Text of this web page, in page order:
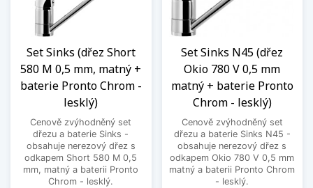
Set Sinks (dřez Short
580 M 0,5 mm, matný +
baterie Pronto Chrom -
lesklý)
Cenově zvýhodněný set
dřezu a baterie Sinks -
obsahuje nerezový dřez s
odkapem Short 580 M 0,5
mm, matný a baterii Pronto
Chrom - lesklý.
Set Sinks N45 (dřez
Okio 780 V 0,5 mm
matný + baterie Pronto
Chrom - lesklý)
Cenově zvýhodněný set
dřezu a baterie Sinks N45 -
obsahuje nerezový dřez s
odkapem Okio 780 V 0,5 mm
matný a baterii Pronto Chrom
- lesklý.